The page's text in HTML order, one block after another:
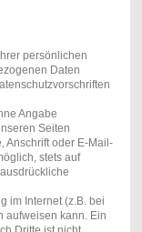
persönlichen
Daten
Angabe
Seiten
Anschrift oder E-Mail-
stets auf
im Internet (z.B. bei
aufweisen kann. Ein